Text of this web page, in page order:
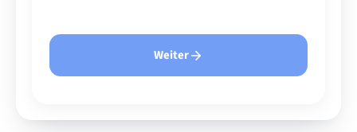
Weiter